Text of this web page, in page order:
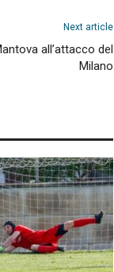
Next article
all’attacco del
Milano